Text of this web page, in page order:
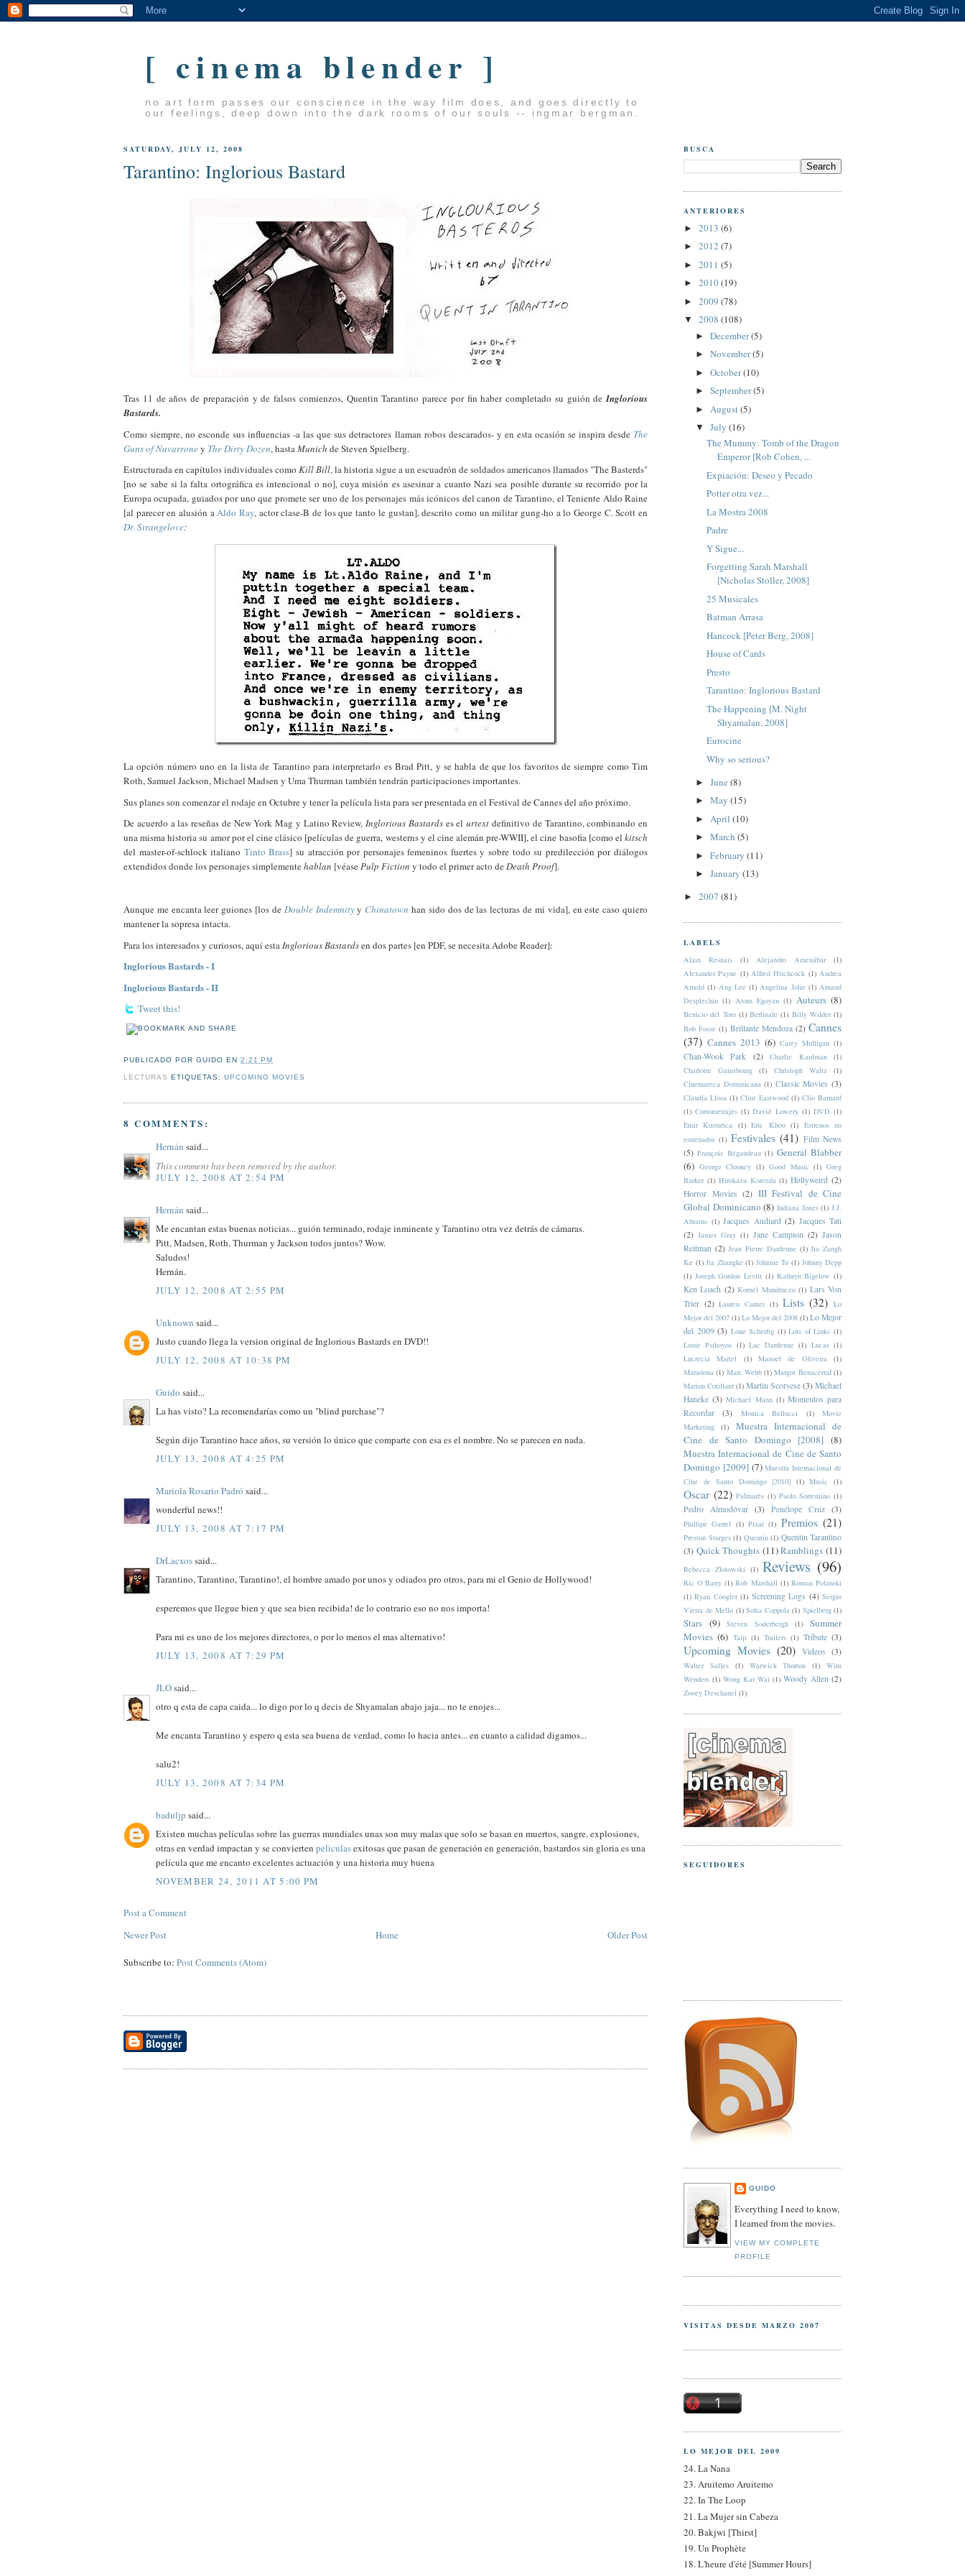
[ cinema blender ]
no art form passes our conscience in the way film does, and goes directly to
our feelings, deep down into the dark rooms of our souls -- ingmar bergman.
SATURDAY, JULY 12, 2008
Tarantino: Inglorious Bastard
Tras 11 de años de preparación y de falsos comienzos, Quentin Tarantino parece por fin haber completado su guión deInglorious
Bastards.
Como siempre, no esconde sus influencias -a las que sus detractores llaman robos descarados- y en esta ocasión se inspira desde The
Guns of Navarroney The Dirty Dozen, hastaMunich de Steven Spielberg.
Estructurada en capítulos individuales como Kill Bill, la historia sigue a un escuadrón de soldados americanos llamados "The Basterds"
[no se sabe si la falta ortográfica es intencional o no], cuya misión es asesinar a cuanto Nazi sea posible durante su recorrido por la
Europa ocupada, guiados por uno que promete ser uno de los personajes más icónicos del canon de Tarantino, el Teniente Aldo Raine
[al parecer en alusión aAldo Ray, actor clase-B de los que tanto le gustan], descrito como un militar gung-ho a lo George C. Scott en
Dr. Strangelove:
La opción número uno en la lista de Tarantino para interpretarlo es Brad Pitt, y se habla de que los favoritos de siempre como Tim
Roth, Samuel Jackson, Michael Madsen y Uma Thurman también tendrán participaciones importantes.
Sus planes son comenzar el rodaje en Octubre y tener la película lista para ser presentada en el Festival de Cannes del año próximo.
De acuerdo a las reseñas de New York Mag y Latino Review,Inglorious Bastardses elurtext definitivo de Tarantino, combinando en
una misma historia su amor por el cine clásico [películas de guerra, westerns y el cine alemán pre-WWII], el cine basofia [como el kitsch
del master-of-schlock italiano Tinto Brass] su atracción por personajes femeninos fuertes y sobre todo su predilección por diálogos
extendidos donde los personajes simplementehablan [véasePulp Fiction y todo el primer acto deDeath Proof].
Aunque me encanta leer guiones [los de Double Indemnityy Chinatown han sido dos de las lecturas de mi vida], en este caso quiero
mantener la sopresa intacta.
Para los interesados y curiosos, aquí estaInglorious Bastardsen dos partes [en PDF, se necesita Adobe Reader]:
Inglorious Bastards - I
Inglorious Bastards - II
Tweet this!
PUBLICADO PORGUIDO EN2:21 PM
LECTURAS ETIQUETAS:UPCOMING MOVIES
8 COMMENTS:
Hernán said...
This comment has been removed by the author.
JULY 12, 2008 AT 2:54 PM
Hernán said...
Me encantan estas buenas noticias... guión terminado, rodaje inminente y Tarantino otra vez detrás de cámaras.
Pitt, Madsen, Roth, Thurman y Jackson todos juntos? Wow.
Saludos!
Hernán.
JULY 12, 2008 AT 2:55 PM
Unknown said...
Justo cuando llega la version original de Inglorious Bastards en DVD!!
JULY 12, 2008 AT 10:38 PM
Guido said...
La has visto? La recomendarías como un "blind purchase"?
Según dijo Tarantino hace años, su versión lo único que comparte con esa es el nombre. No se parecen en nada.
JULY 13, 2008 AT 4:25 PM
Mariola Rosario Padró said...
wonderful news!!
JULY 13, 2008 AT 7:17 PM
DrLacxossaid...
Tarantino, Tarantino, Tarantino!, el hombre amado por unos y odiados pro otros, para mi el Genio de Hollywood!
esperemos que llegue bien y que sea bien recibida! de lo contrario eso no nos importa!
Para mi es uno de los mejores directores, o por lo menos el mas alternativo!
JULY 13, 2008 AT 7:29 PM
JLOsaid...
otro q esta de capa caida... lo digo por lo q decis de Shyamalan abajo jaja... no te enojes...
Me encanta Tarantino y espero q esta sea buena de verdad, como lo hacia antes... en cuanto a calidad digamos...
salu2!
JULY 13, 2008 AT 7:34 PM
baduljp said...
Existen muchas películas sobre las guerras mundiales unas son muy malas que solo se basan en muertos, sangre, explosiones,
otras en verdad impactan y se convierten peliculasexitosas que pasan de generación en generación, bastardos sin gloria es una
película que me encanto excelentes actuación y una historia muy buena
NOVEMBER 24, 2011 AT 5:00 PM
Post a Comment
Newer Post
Older Post
Home
Subscribe to: Post Comments (Atom)
BUSCA
ANTERIORES
► 2013 (6)
► 2012 (7)
► 2011 (5)
► 2010(19)
► 2009 (78)
▼ 2008 (108)
► December(5)
► November(5)
► October(10)
► September(5)
► August(5)
▼ July (16)
The Mummy: Tomb of the Dragon
Emperor [Rob Cohen, ...
Expiación: Deseo y Pecado
Potter otra vez...
La Mostra 2008
Padre
Y Sigue...
Forgetting Sarah Marshall
[Nicholas Stoller, 2008]
25 Musicales
Batman Arrasa
Hancock [Peter Berg, 2008]
House of Cards
Presto
Tarantino: Inglorious Bastard
The Happening [M. Night
Shyamalan, 2008]
Eurocine
Why so serious?
► June (8)
► May (15)
► April (10)
► March (5)
► February (11)
► January (13)
► 2007 (81)
LABELS
Alain Resnais
(1) Alejandro Amenábar
(1)
Alexander Payne (1) Alfred Hitchcock (1) Andrea
Arnold (1) Ang Lee (1) Angelina Jolie (1) Arnaud
Desplechin (1) Atom Egoyan (1) Auteurs (8)
Benicio del Toro (1) Berlinale (1) Billy Wilder (1)
Bob Fosse (1) Brillante Mendoza (2) Cannes
(37) Cannes 2013 (6) Carey Mulligan (1)
Chan-Wook Park (2) Charlie Kaufman
(1)
Charlotte Gainsbourg
(1) Christoph Waltz
(1)
Cinemateca Dominicana (1) Classic Movies (3)
Claudia Llosa (1) Clint Eastwood (1) Clio Barnard
(1) Cortometrajes (1) David Lowery (1) DVD (1)
Emir Kusturica (1) Eric Khoo (1) Estrenos no
estrenados (1) Festivales (41) Film News
(5) François Bégaudeau (1) General Blabber
(6) George Clooney (1) Good Music (1) Greg
Barker (1) Hirokazu Koreeda (1) Hollyweird (2)
Horror Movies (2) III Festival de Cine
Global Dominicano (8) Indiana Jones (1) J.J.
Abrams (1) Jacques Audiard (2) Jacques Tati
(2) James Gray (1) Jane Campion (2) Jason
Reitman (2) Jean Pierre Dardenne (1) Jia Zangh
Ke (1) Jia Zhangke (1) Johnnie To (1) Johnny Depp
(1) Joseph Gordon Levitt (1) Kathryn Bigelow (1)
Ken Loach (2) Kornel Mundruczo (1) Lars Von
Trier (2) Lauren Cantet (1) Lists (32) Lo
Mejor del 2007 (1) Lo Mejor del 2008 (1) Lo Mejor
del 2009 (3) Lone Scherfig (1) Lots of Links (1)
Louie Psihoyos (1) Luc Dardenne (1) Lucas (1)
Lucrecia Martel
(1) Manoel de Oliveira
(1)
Maradona (1) Marc Webb (1) Margot Benacerraf (1)
Marion Cotillard (1) Martin Scorsese (3) Michael
Haneke (3) Michael Mann (1) Momentos para
Recordar
(3) Monica Bellucci (1)
Movie
Marketing
(1)
Muestra Internacional de
Cine de Santo Domingo [2008] (8)
Muestra Internacional de Cine de Santo
Domingo [2009] (7) Muestra Internacional de
Cine de Santo Domingo [2010] (1) Music (1)
Oscar (22) Palmarès (1) Paolo Sorrentino (1)
Pedro Almodóvar (3) Penélope Cruz (3)
Phillipe Garrel (1) Pixar (1) Premios (21)
Preston Sturges (1) Quentin (1) Quentin Tarantino
(3) Quick Thoughts (11) Ramblings (11)
Rebecca Zlotowski (1) Reviews (96)
Ric O’Barry (1) Rob Marshall (1) Roman Polanski
(1) Ryan Coogler (1) Screening Logs (4) Sergio
Vieira de Mello (1) Sofia Coppola (1) Spielberg (1)
Stars (9) Steven Soderbergh (1)
Summer
Movies (6) Taiji (1) Trailers (1) Tribute (3)
Upcoming Movies (20) Videos (3)
Walter Salles (1) Warwick Thorton (1)
Wim
Wenders (1) Wong Kar Wai (1) Woody Allen (2)
Zooey Deschanel (1)
SEGUIDORES
GUIDO
Everything I need to know,
I learned from the movies.
VIEW MY COMPLETE
PROFILE
VISITAS DESDE MARZO 2007
LO MEJOR DEL 2009
24. La Nana
23. Aruitemo Aruitemo
22. In The Loop
21. La Mujer sin Cabeza
20. Bakjwi [Thirst]
19. Un Prophète
18. L'heure d'été [Summer Hours]